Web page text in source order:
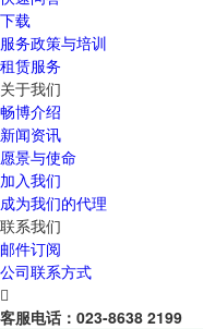
下载
服务政策与培训
租赁服务
关于我们
畅博介绍
新闻资讯
愿景与使命
加入我们
成为我们的代理
联系我们
邮件订阅
公司联系方式

客服电话： 023-8638 2199